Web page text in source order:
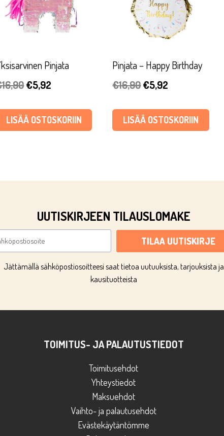
Pinjata
16,90Alkuperäinen
oli:
€16,90.
€5,92
on:
€5,92.
LISÄÄ OSTOSKORIIN
Pinjata – Happy Birthday
€16,90Alkuperäinen
oli:
€16,90.
€5,92
on:
€5,92.
LISÄÄ OSTOSKORIIN
UUTISKIRJEEN TILAUSLOMAKE
TILAA UUTISKIRJE
Jättämällä sähköpostiosoitteesi saat tietoa uutuuksista, tarjouksista ja
kausituotteista
TOIMITUS- JA PALAUTUSTIEDOT
Toimitusehdot
Yhteystiedot
Maksuehdot
Vaihto- ja palautusehdot
Evästekäytäntömme